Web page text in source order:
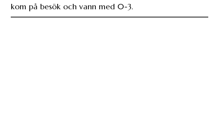
kom på besök och vann med 0-3.